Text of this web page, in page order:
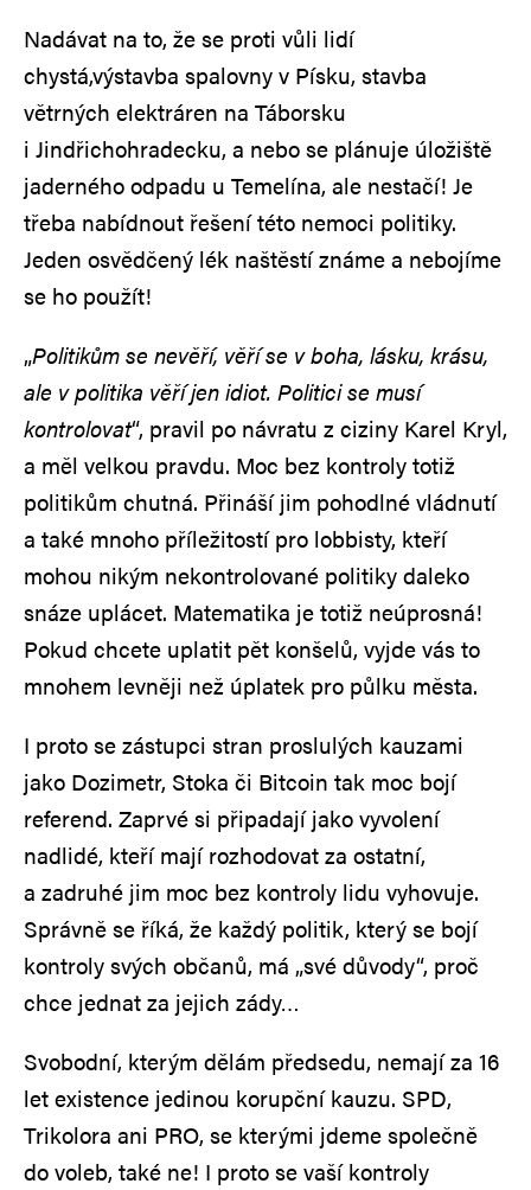
Nadávat na to, že se proti vůli lidí
chystá,výstavba spalovny v Písku, stavba
větrných elektráren na Táborsku
i Jindřichohradecku, a nebo se plánuje úložiště
jaderného odpadu u Temelína, ale nestačí! Je
třeba nabídnout řešení této nemoci politiky.
Jeden osvědčený lék naštěstí známe a nebojíme
se ho použít!
„Politikům se nevěří, věří se v boha, lásku, krásu,
ale v politika věří jen idiot. Politici se musí
kontrolovat“, pravil po návratu z ciziny Karel Kryl,
a měl velkou pravdu. Moc bez kontroly totiž
politikům chutná. Přináší jim pohodlné vládnutí
a také mnoho příležitostí pro lobbisty, kteří
mohou nikým nekontrolované politiky daleko
snáze uplácet. Matematika je totiž neúprosná!
Pokud chcete uplatit pět konšelů, vyjde vás to
mnohem levněji než úplatek pro půlku města.
I proto se zástupci stran proslulých kauzami
jako Dozimetr, Stoka či Bitcoin tak moc bojí
referend. Zaprvé si připadají jako vyvolení
nadlidé, kteří mají rozhodovat za ostatní,
a zadruhé jim moc bez kontroly lidu vyhovuje.
Správně se říká, že každý politik, který se bojí
kontroly svých občanů, má „své důvody“, proč
chce jednat za jejich zády…
Svobodní, kterým dělám předsedu, nemají za 16
let existence jedinou korupční kauzu. SPD,
Trikolora ani PRO, se kterými jdeme společně
do voleb, také ne! I proto se vaší kontroly